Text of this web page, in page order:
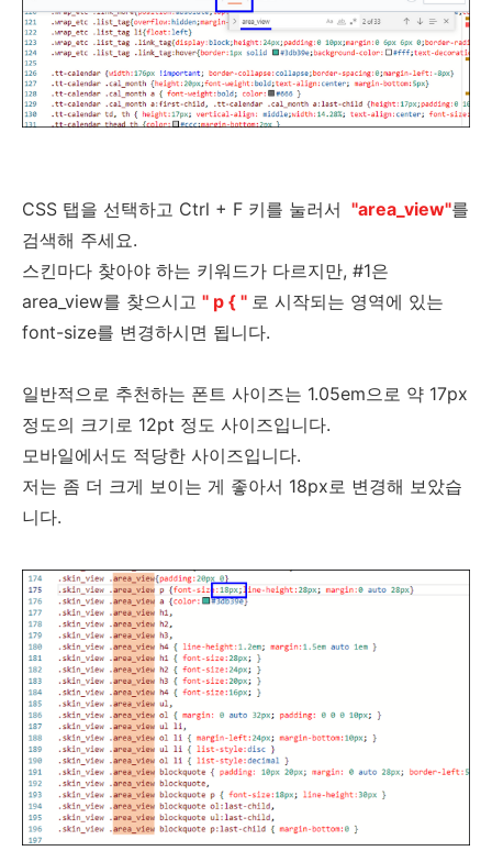
CSS 탭을 선택하고 Ctrl + F 키를 눌러서 "area_view"를
검색해 주세요.
스킨마다 찾아야 하는 키워드가 다르지만, #1은
area_view를 찾으시고 " p { " 로 시작되는 영역에 있는
font-size를 변경하시면 됩니다.
일반적으로 추천하는 폰트 사이즈는 1.05em으로 약 17px
정도의 크기로 12pt 정도 사이즈입니다.
모바일에서도 적당한 사이즈입니다.
저는 좀 더 크게 보이는 게 좋아서 18px로 변경해 보았습
니다.